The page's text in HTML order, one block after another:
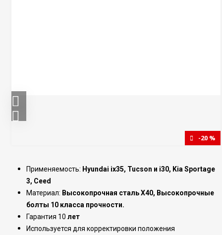
-20 %
Применяемость: Hyundai ix35, Tucson и i30, Kia Sportage
3, Сeed
Материал: Высокопрочная сталь Х40, Высокопрочные
болты 10 класса прочности.
Гарантия 10 лет
Используется для корректировки положения